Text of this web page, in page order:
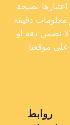
نصيحة
معلومات دقيقة
نضمن دقة أو
على موقعنا
روابط